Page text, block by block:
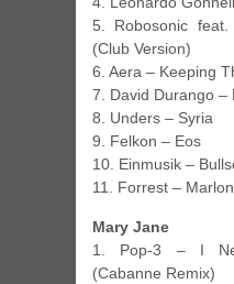
5. Robosonic
(Club Version)
6. Aera – Keeping
7. David Durango –
8. Unders – Syria
9. Felkon – Eos
10. Einmusik –
11. Forrest –
Mary Jane
1. Pop-3 – I
(Cabanne Remix)